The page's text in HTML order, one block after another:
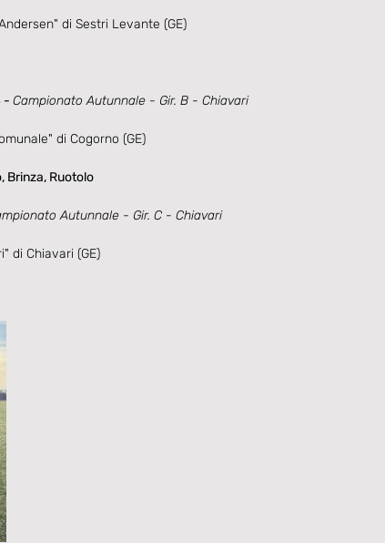
di Sestri Levante (GE)
- Campionato Autunnale - Gir. B - Chiavari
di Cogorno (GE)
Brinza, Ruotolo
Autunnale - Gir. C - Chiavari
di Chiavari (GE)